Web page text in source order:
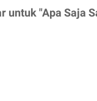
untuk "Apa Saja